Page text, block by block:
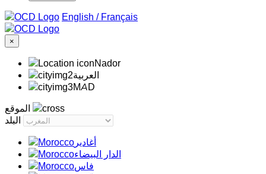
/ Français
×
Nador
‏العربية‏
MAD
أغادير
الدار البيضاء
فاس